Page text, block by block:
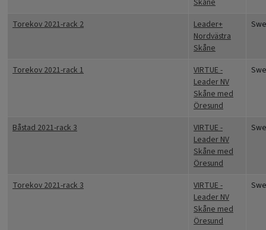
Torekov 2021-rack 2
Leader+
Nordvästra
Skåne
Torekov 2021-rack 1
VIRTUE -
Leader NV
Skåne med
Öresund
Båstad 2021-rack 3
VIRTUE -
Leader NV
Skåne med
Öresund
Torekov 2021-rack 3
VIRTUE -
Leader NV
Skåne med
Öresund